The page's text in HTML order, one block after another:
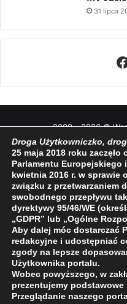
31 lipca
2009 - 2026 ©
O NAS
REDAKCJA
Droga Użytkowniczko,
25 maja 2018 roku
Parlamentu Europejskiego
kwietnia 2016 r. w
związku z przetwarzaniem
swobodnego przepływu
dyrektywy 95/46/WE
„GDPR” lub „Ogólne
Aby dalej móc dostarczać
redakcyjne i udostępniać
zgody na lepsze
Użytkownika portalu.
Wobec powyższego, w
prezentujemy
Przeglądanie naszego